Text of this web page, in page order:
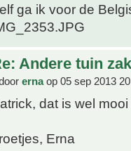
ga ik voor de
Andere tuin
ernaop 05 sep 2013
dat is wel
Erna